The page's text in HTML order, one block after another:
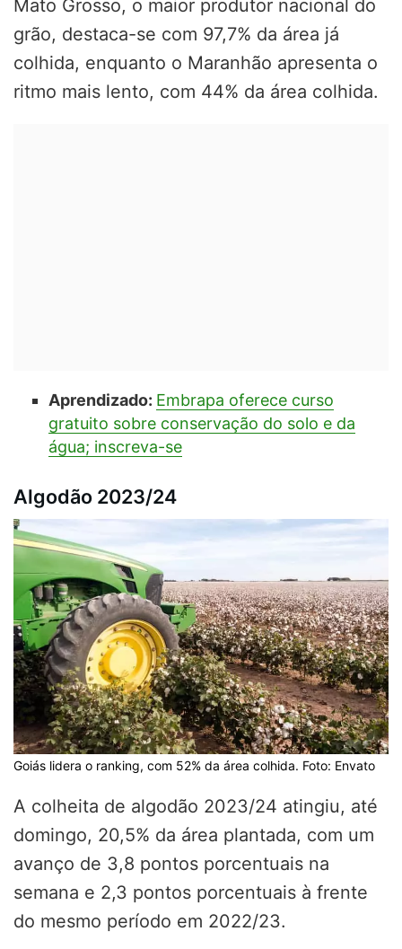
Mato Grosso, o maior produtor nacional do
grão, destaca-se com 97,7% da área já
colhida, enquanto o Maranhão apresenta o
ritmo mais lento, com 44% da área colhida.
Aprendizado: Embrapa oferece curso
gratuito sobre conservação do solo e da
água; inscreva-se
Algodão 2023/24
Goiás lidera o ranking, com 52% da área colhida. Foto: Envato
A colheita de algodão 2023/24 atingiu, até
domingo, 20,5% da área plantada, com um
avanço de 3,8 pontos porcentuais na
semana e 2,3 pontos porcentuais à frente
do mesmo período em 2022/23.